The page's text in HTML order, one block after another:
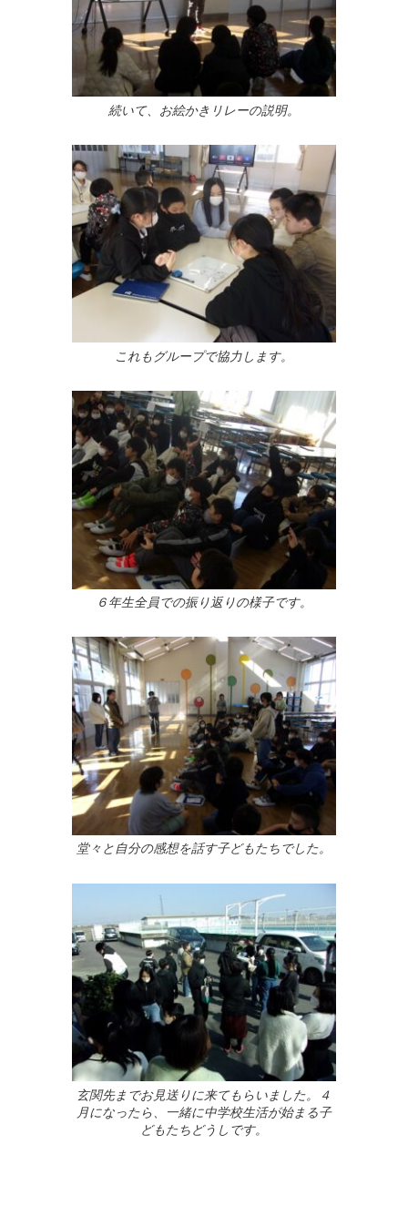
続いて、お絵かきリレーの説明。
これもグループで協力します。
６年生全員での振り返りの様子です。
堂々と自分の感想を話す子どもたちでした。
玄関先までお見送りに来てもらいました。４
月になったら、一緒に中学校生活が始まる子
どもたちどうしです。